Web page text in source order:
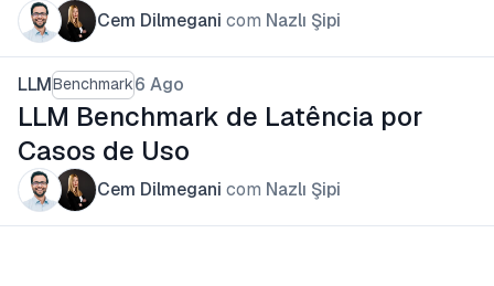
Cem Dilmegani com Nazlı Şipi
LLMBenchmark6 Ago
LLM Benchmark de Latência por
Casos de Uso
Cem Dilmegani com Nazlı Şipi